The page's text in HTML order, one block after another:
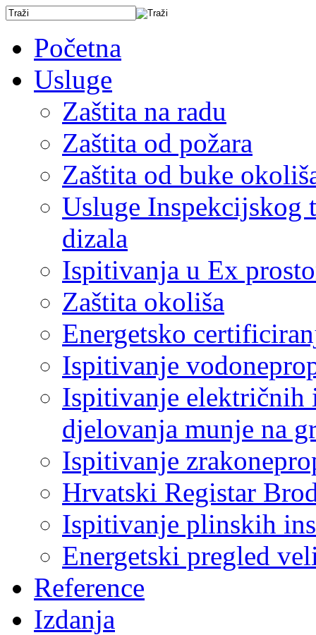
Početna
Usluge
Zaštita na radu
Zaštita od požara
Zaštita od buke
Usluge Inspekcijskog
dizala
Ispitivanja u Ex
Zaštita okoliša
Energetsko
Ispitivanje
Ispitivanje električnih
djelovanja munje na
Ispitivanje
Hrvatski Registar
Ispitivanje plinskih
Energetski pregled
Reference
Izdanja